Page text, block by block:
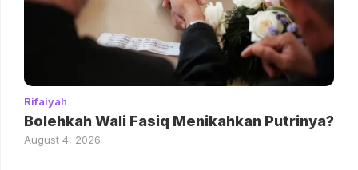
Rifaiyah
Bolehkah Wali Fasiq Menikahkan Putrinya?
August 4, 2026